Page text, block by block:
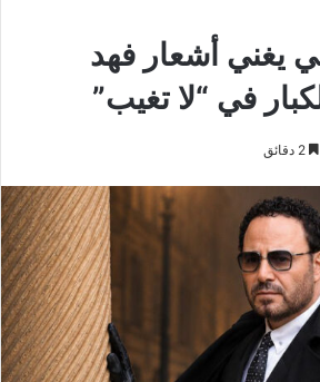
يغني أشعار فهد
في “لا تغيب”